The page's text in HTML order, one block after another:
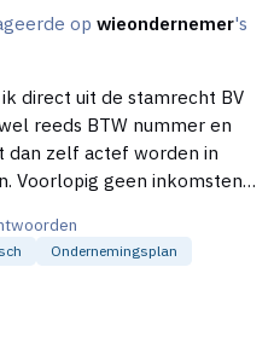
opwieondernemer's
reeds BTW nummer en
salaris uitbetalen met
een
met een Werk BV?
Ondernemingsplan